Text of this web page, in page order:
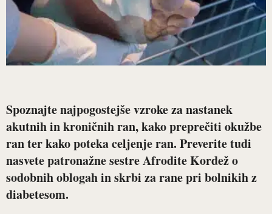
Spoznajte najpogostejše vzroke za nastanek
akutnih in kroničnih ran, kako preprečiti okužbe
ran ter kako poteka celjenje ran. Preverite tudi
nasvete patronažne sestre Afrodite Kordež o
sodobnih oblogah in skrbi za rane pri bolnikih z
diabetesom.